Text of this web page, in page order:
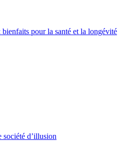
pour la santé et la longévité
société d’illusion